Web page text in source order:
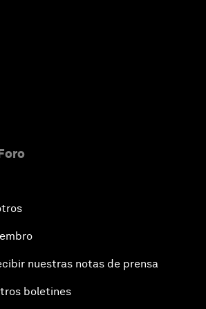
nuestras notas de prensa
boletines